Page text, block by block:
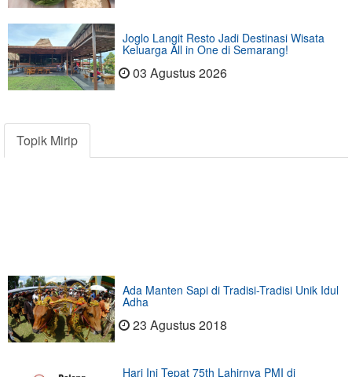
Joglo Langit Resto Jadi Destinasi Wisata
Keluarga All in One di Semarang!
03 Agustus 2026
Topik Mirip
Ada Manten Sapi di Tradisi-Tradisi Unik Idul
Adha
23 Agustus 2018
Hari Ini Tepat 75th Lahirnya PMI di